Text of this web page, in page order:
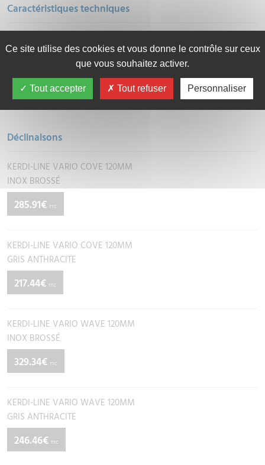
Caractéristiques techniques
Fiche technique
CARACTÉRISTIQUES
Déclinaisons
KERDI-LINE VARIO COVE 120MM
INOX BROSSÉ
285.91€ TTC
KERDI-LINE VARIO COVE 120MM
GRIS ANTHRACITE
217.44€ TTC
KERDI-LINE VARIO WAVE 120MM
INOX BROSSÉ
329.34€ TTC
KERDI-LINE VARIO WAVE 120MM
GRIS ANTHRACITE
246.46€ TTC
Ce site utilise des cookies et vous donne le contrôle sur ceux
que vous souhaitez activer.
Tout accepter Tout refuser Personnaliser